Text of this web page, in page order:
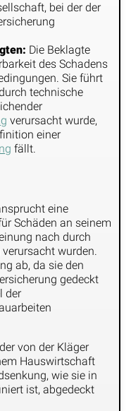
bei der der
Die Beklagte
des Schadens
Sie führt
technische
verursacht wurde,
einer
fällt.
eine
Schäden an seinem
nach durch
wurden.
ab, da sie den
gedeckt
der
von der Kläger
Hauswirtschaft
wie sie in
ist, abgedeckt